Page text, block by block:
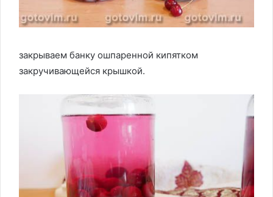
закрываем банку ошпаренной кипятком
закручивающейся крышкой.